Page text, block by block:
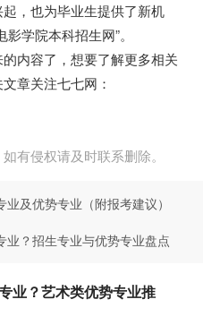
，也为毕业生提供了新机
学院本科招生网”。
内容了，想要了解更多相关
章关注七七网：
有侵权请及时联系删除。
及优势专业（附报考建议）
业？招生专业与优势专业盘点
业？艺术类优势专业推